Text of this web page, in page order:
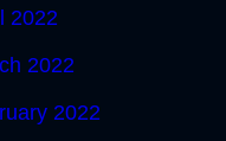
2022
2022
2022